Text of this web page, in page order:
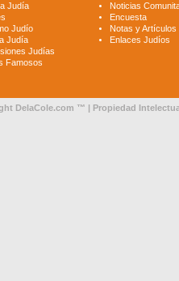
Judía
Judío
Judía
Judías
Famosos
Noticias
Encuesta
Notas y Artículos
Enlaces Judíos
DelaCole.com ™ | Propiedad